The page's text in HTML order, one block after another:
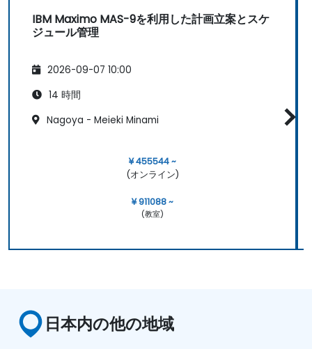
IBM Maximo MAS-9を利用した計画立案とスケ
ジュール管理
2026-09-07 10:00
14 時間
Nagoya - Meieki Minami
¥ 455544 ~
(オンライン)
¥ 911088 ~
(教室)
日本内の他の地域